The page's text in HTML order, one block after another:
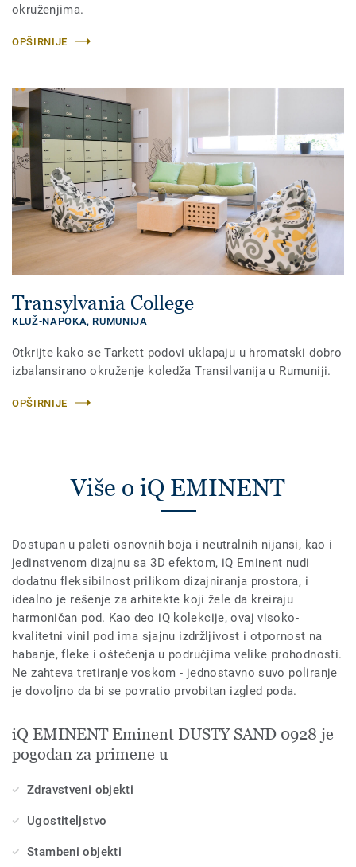
okruženjima.
OPŠIRNIJE
Transylvania College
KLUŽ-NAPOKA, RUMUNIJA
Otkrijte kako se Tarkett podovi uklapaju u hromatski dobro
izbalansirano okruženje koledža Transilvanija u Rumuniji.
OPŠIRNIJE
Više o iQ EMINENT
Dostupan u paleti osnovnih boja i neutralnih nijansi, kao i
jedinstvenom dizajnu sa 3D efektom, iQ Eminent nudi
dodatnu fleksibilnost prilikom dizajniranja prostora, i
idealno je rešenje za arhitekte koji žele da kreiraju
harmoničan pod. Kao deo iQ kolekcije, ovaj visoko-
kvalitetni vinil pod ima sjajnu izdržljivost i otpornost na
habanje, fleke i oštećenja u područjima velike prohodnosti.
Ne zahteva tretiranje voskom - jednostavno suvo poliranje
je dovoljno da bi se povratio prvobitan izgled poda.
iQ EMINENT Eminent DUSTY SAND 0928 je
pogodan za primene u
Zdravstveni objekti
Ugostiteljstvo
Stambeni objekti